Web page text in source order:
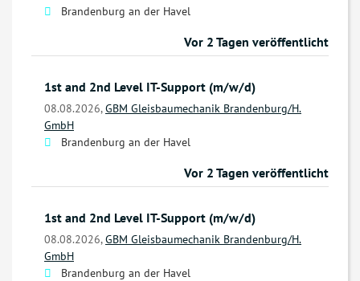
Brandenburg an der Havel
Vor 2 Tagen veröffentlicht
1st and 2nd Level IT-Support (m/w/d)
08.08.2026,GBM Gleisbaumechanik Brandenburg/H.
GmbH
Brandenburg an der Havel
Vor 2 Tagen veröffentlicht
1st and 2nd Level IT-Support (m/w/d)
08.08.2026,GBM Gleisbaumechanik Brandenburg/H.
GmbH
Brandenburg an der Havel